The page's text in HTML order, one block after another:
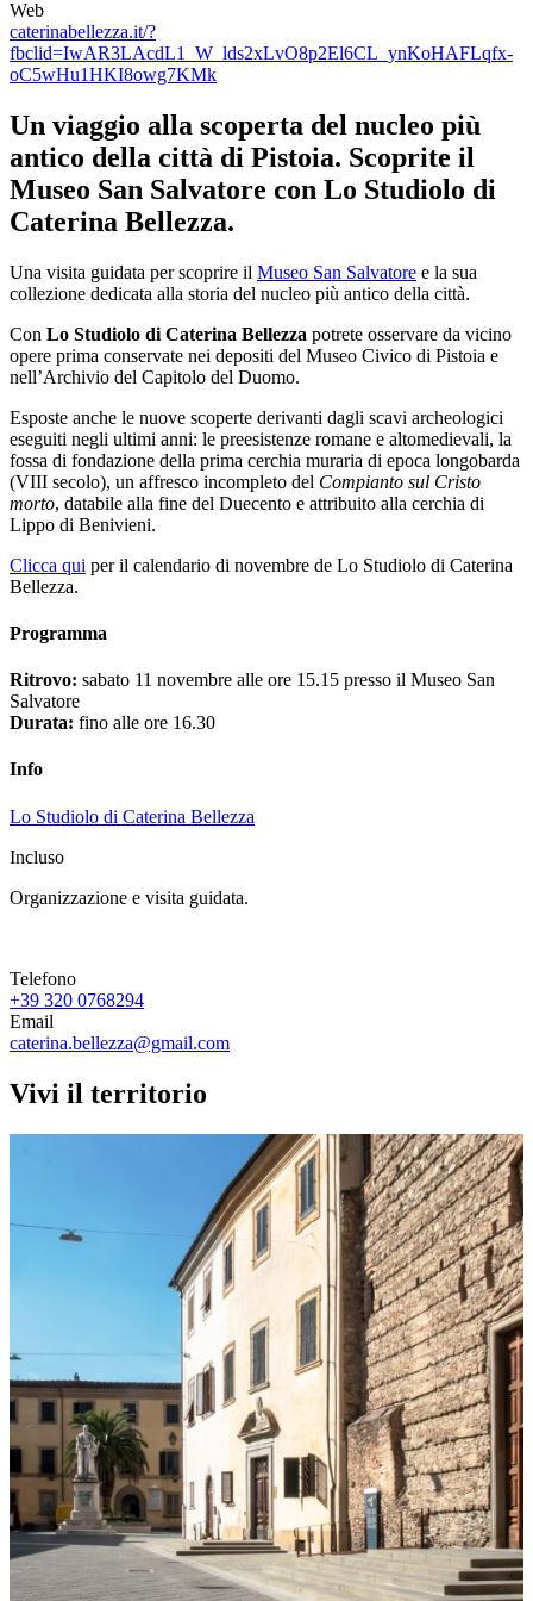
Web
caterinabellezza.it/?
fbclid=IwAR3LAcdL1_W_lds2xLvO8p2El6CL_ynKoHAFLqfx-
oC5wHu1HKI8owg7KMk
Un viaggio alla scoperta del nucleo più
antico della città di Pistoia. Scoprite il
Museo San Salvatore con Lo Studiolo di
Caterina Bellezza.
Una visita guidata per scoprire il Museo San Salvatore e la sua
collezione dedicata alla storia del nucleo più antico della città.
Con Lo Studiolo di Caterina Bellezza potrete osservare da vicino
opere prima conservate nei depositi del Museo Civico di Pistoia e
nell’Archivio del Capitolo del Duomo.
Esposte anche le nuove scoperte derivanti dagli scavi archeologici
eseguiti negli ultimi anni: le preesistenze romane e altomedievali, la
fossa di fondazione della prima cerchia muraria di epoca longobarda
(VIII secolo), un affresco incompleto del Compianto sul Cristo
morto, databile alla fine del Duecento e attribuito alla cerchia di
Lippo di Benivieni.
Clicca qui per il calendario di novembre de Lo Studiolo di Caterina
Bellezza.
Programma
Ritrovo: sabato 11 novembre alle ore 15.15 presso il Museo San
Salvatore
Durata: fino alle ore 16.30
Info
Lo Studiolo di Caterina Bellezza
Incluso
Organizzazione e visita guidata.
Telefono
+39 320 0768294
Email
caterina.bellezza@gmail.com
Vivi il territorio